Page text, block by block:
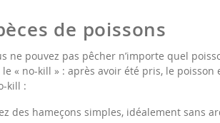
de poissons
ne pouvez pas pêcher n’importe quel
le « no-kill » : après avoir été pris, le
kill :
des hameçons simples, idéalement sans